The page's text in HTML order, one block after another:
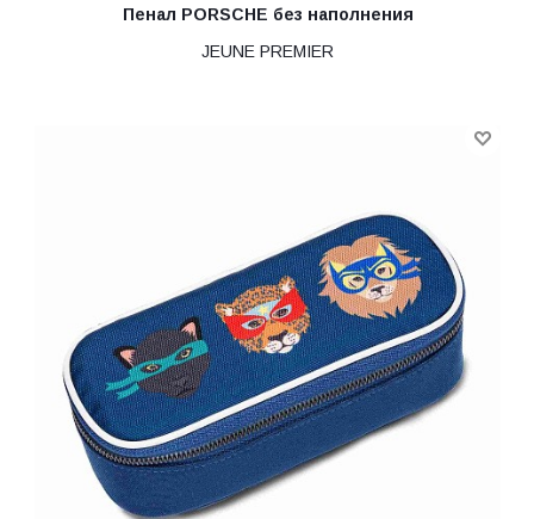
Пенал PORSCHE без наполнения
JEUNE PREMIER